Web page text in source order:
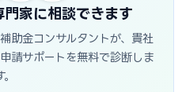
家に相談できます
助金コンサルタントが、貴社
請サポートを無料で診断しま
。